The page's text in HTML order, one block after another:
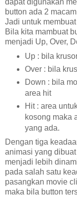
button ada 2
Jadi untuk
Bila kita mambuat
menjadi Up, Over,
Up : bila
Over : bila
Down : bila
area hit
Hit : area
kosong maka
yang ada.
Dengan tiga
animasi yang
menjadi lebih
pada salah satu
pasangkan movie
maka bila button